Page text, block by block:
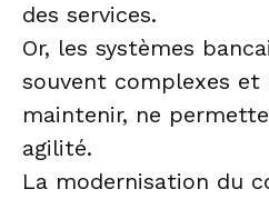
des services.
Or, les systèmes
souvent complexes et
maintenir, ne
agilité.
La modernisation du